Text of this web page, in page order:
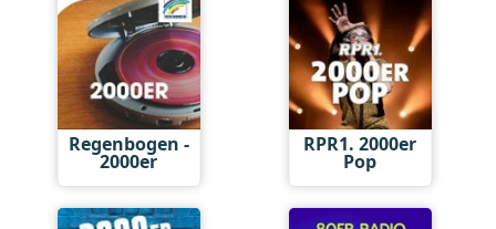
Regenbogen -
2000er
RPR1. 2000er
Pop